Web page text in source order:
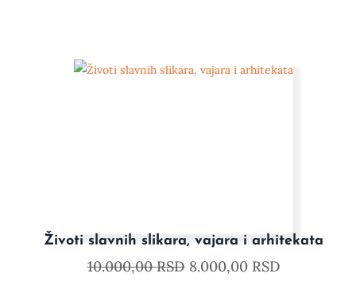
Životi slavnih slikara, vajara i arhitekata
10.000,00RSD 8.000,00 RSD